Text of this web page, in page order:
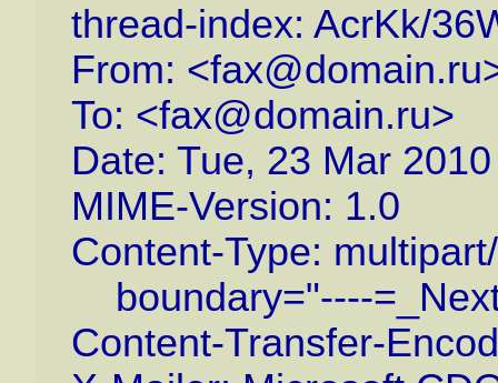
thread-index: AcrKk/
From:
To: <fax@domain.ru>
Date: Tue, 23 Mar
MIME-Version: 1.0
Content-Type:
boundary="----
Content-Transfer-